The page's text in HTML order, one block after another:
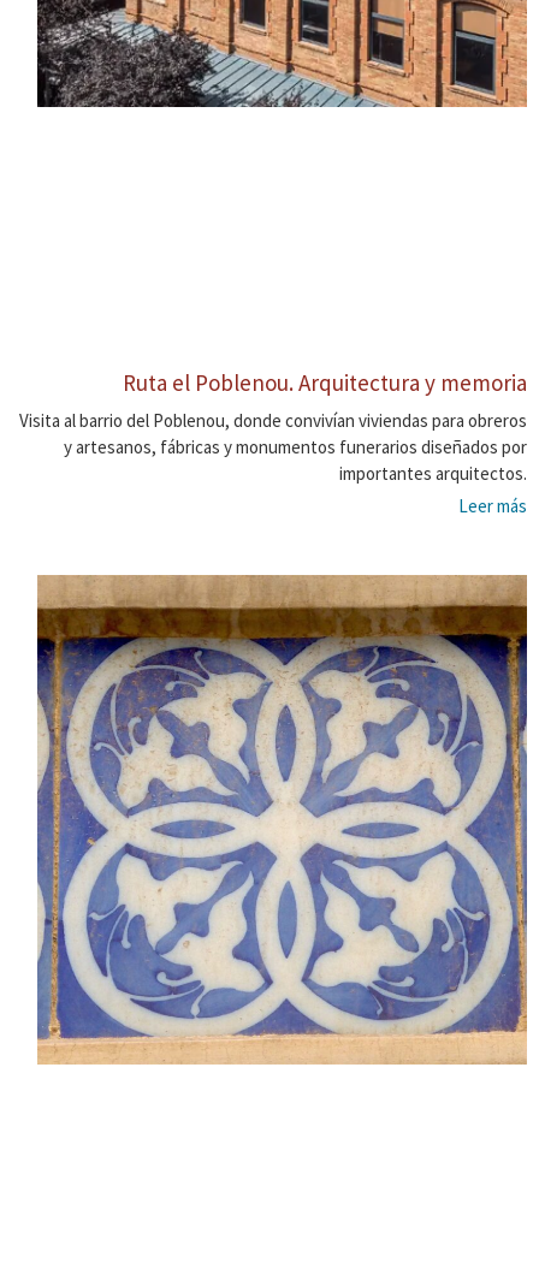
Ruta el Poblenou. Arquitectura y memoria
Visita al barrio del Poblenou, donde convivían viviendas para obreros
y artesanos, fábricas y monumentos funerarios diseñados por
importantes arquitectos.
Leer más